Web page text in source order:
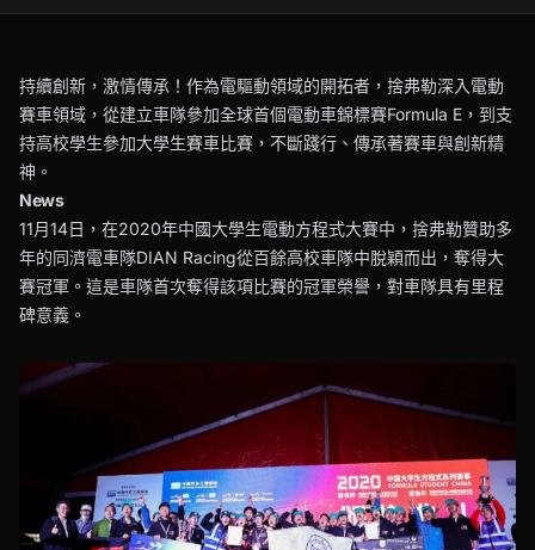
持續創新，激情傳承！作為電驅動領域的開拓者，捨弗勒深入電動
賽車領域，從建立車隊參加全球首個電動車錦標賽Formula E，到支
持高校學生參加大學生賽車比賽，不斷踐行、傳承著賽車與創新精
神。
News
11月14日，在2020年中國大學生電動方程式大賽中，捨弗勒贊助多
年的同濟電車隊DIAN Racing從百餘高校車隊中脫穎而出，奪得大
賽冠軍。這是車隊首次奪得該項比賽的冠軍榮譽，對車隊具有里程
碑意義。